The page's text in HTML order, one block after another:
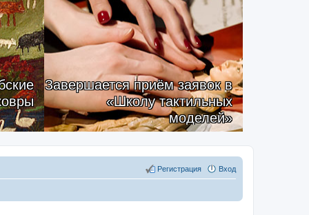
Завершается приём заявок в
«Школу тактильных
моделей»
Вход
Регистрация